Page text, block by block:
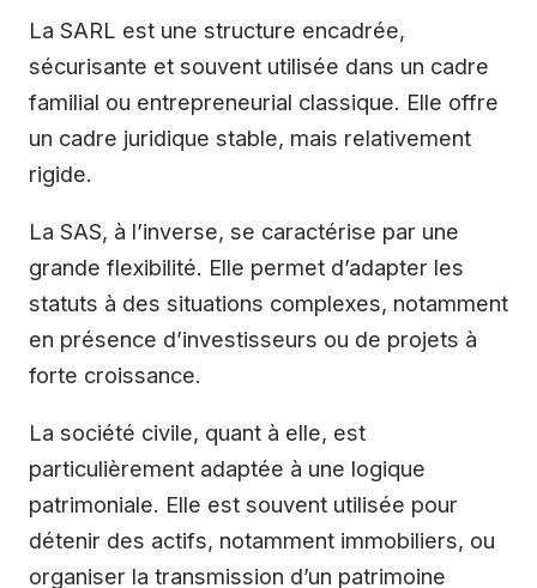
La SARL est une structure encadrée,
sécurisante et souvent utilisée dans un cadre
familial ou entrepreneurial classique. Elle offre
un cadre juridique stable, mais relativement
rigide.
La SAS, à l’inverse, se caractérise par une
grande flexibilité. Elle permet d’adapter les
statuts à des situations complexes, notamment
en présence d’investisseurs ou de projets à
forte croissance.
La société civile, quant à elle, est
particulièrement adaptée à une logique
patrimoniale. Elle est souvent utilisée pour
détenir des actifs, notamment immobiliers, ou
organiser la transmission d’un patrimoine